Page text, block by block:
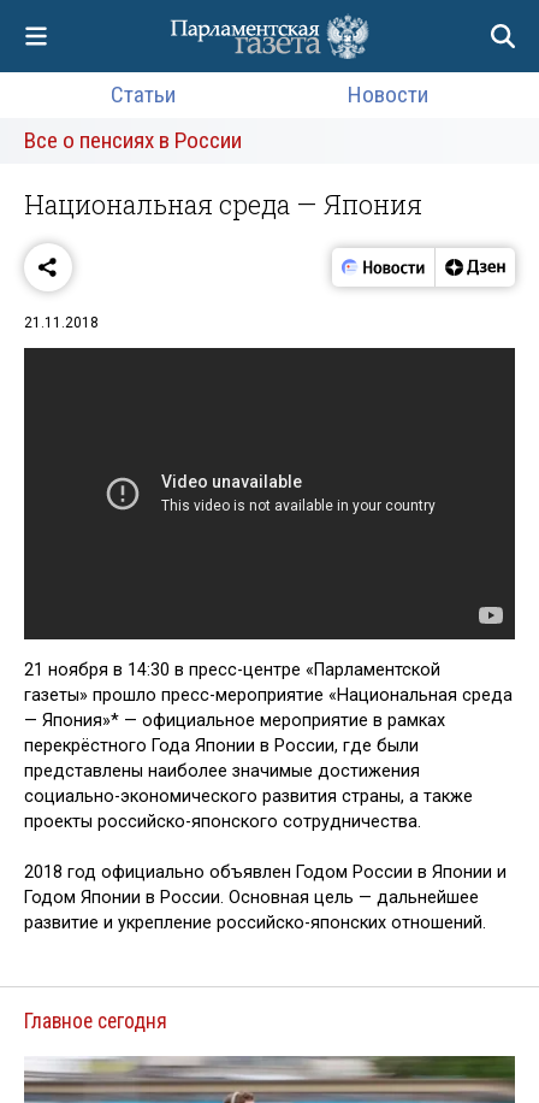
Статьи
Новости
Все о пенсиях в России
Национальная среда — Япония
21.11.2018
21 ноября в 14:30 в пресс-центре «Парламентской
газеты» прошло пресс-мероприятие «Национальная среда
— Япония»* — официальное мероприятие в рамках
перекрёстного Года Японии в России, где были
представлены наиболее значимые достижения
социально-экономического развития страны, а также
проекты российско-японского сотрудничества.
2018 год официально объявлен Годом России в Японии и
Годом Японии в России. Основная цель — дальнейшее
развитие и укрепление российско-японских отношений.
Главное сегодня